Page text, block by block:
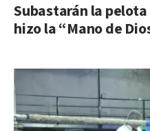
Subastarán la
hizo la “Mano de